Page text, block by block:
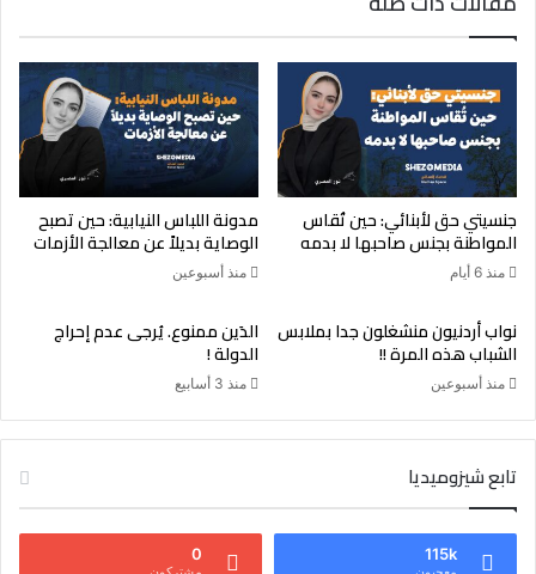
جنسيتي حق لأبنائي: حين تُقاس
المواطنة بجنس صاحبها لا بدمه
منذ 6 أيام
مدونة اللباس النيابية: حين تصبح
الوصاية بديلاً عن معالجة الأزمات
منذ أسبوعين
نواب أردنيون منشغلون جدا بملابس
الشباب هذه المرة !!
منذ أسبوعين
الدَين ممنوع. يُرجى عدم إحراج
الدولة !
منذ 3 أسابيع
تابع شيزوميديا
115k
0